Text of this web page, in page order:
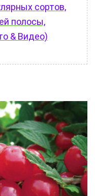
сортов,
полосы,
& Видео)